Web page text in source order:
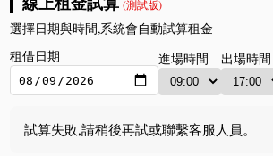
(測試版)
選擇日期與時間,系統會自動試算租金
租借日期
進場時間 出場時間
試算失敗,請稍後再試或聯繫客服人員。